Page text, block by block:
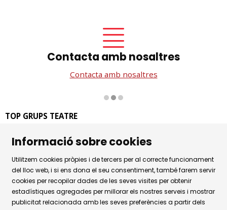
Contacta amb nosaltres
Contacta amb nosaltres
TOP GRUPS TEATRE
08002 Barcelona
Tel. 93 441 39 79
Horari d'atenció: de dilluns a dijous de 9.30h a 17.30h i
divendres de 9.30 a 14.30h.
Sitemap | Avís Legal | Ús de Cookies
|
Informació sobre cookies
Utilitzem cookies pròpies i de tercers per al correcte funcionament
del lloc web, i si ens dona el seu consentiment, també farem servir
cookies per recopilar dades de les seves visites per obtenir
estadístiques agregades per millorar els nostres serveis i mostrar
publicitat relacionada amb les seves preferències a partir dels